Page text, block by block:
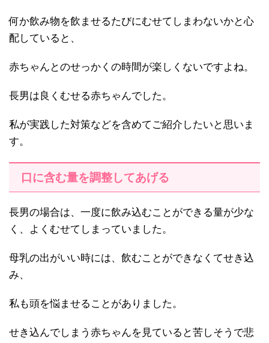
何か飲み物を飲ませるたびにむせてしまわないかと心
配していると、
赤ちゃんとのせっかくの時間が楽しくないですよね。
長男は良くむせる赤ちゃんでした。
私が実践した対策などを含めてご紹介したいと思いま
す。
口に含む量を調整してあげる
長男の場合は、一度に飲み込むことができる量が少な
く、よくむせてしまっていました。
母乳の出がいい時には、飲むことができなくてせき込
み、
私も頭を悩ませることがありました。
せき込んでしまう赤ちゃんを見ていると苦しそうで悲